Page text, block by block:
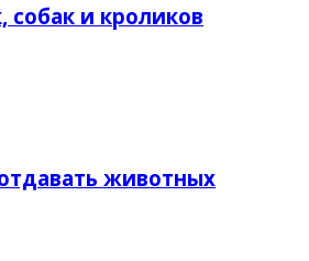
и кроликов
животных